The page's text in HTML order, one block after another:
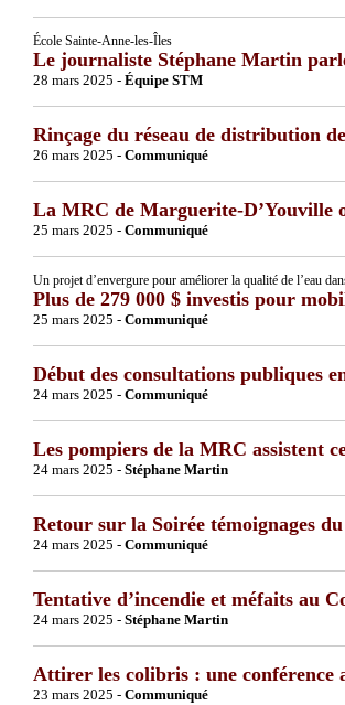
École Sainte-Anne-les-Îles
Le journaliste Stéphane Martin
28 mars 2025 - Équipe STM
Rinçage du réseau de distribution
26 mars 2025 - Communiqué
La MRC de Marguerite-D’Youville
25 mars 2025 - Communiqué
Un projet d’envergure pour améliorer la qualité de l’eau
Plus de 279 000 $ investis pour
25 mars 2025 - Communiqué
Début des consultations publiques
24 mars 2025 - Communiqué
Les pompiers de la MRC assistent
24 mars 2025 - Stéphane Martin
Retour sur la Soirée témoignages
24 mars 2025 - Communiqué
Tentative d’incendie et méfaits au
24 mars 2025 - Stéphane Martin
Attirer les colibris : une conférence
23 mars 2025 - Communiqué